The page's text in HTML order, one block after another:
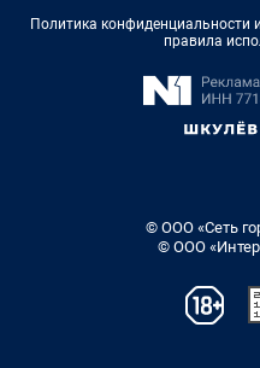
Политика конфиденциальности
правила
© ООО «Сеть
© ООО